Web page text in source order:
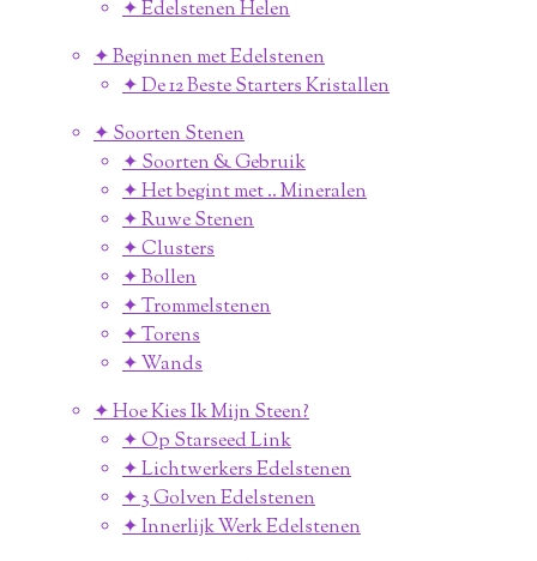
✦ Edelstenen Helen
✦ Beginnen met Edelstenen
✦ De 12 Beste Starters Kristallen
✦ Soorten Stenen
✦ Soorten & Gebruik
✦ Het begint met .. Mineralen
✦ Ruwe Stenen
✦ Clusters
✦ Bollen
✦ Trommelstenen
✦ Torens
✦ Wands
✦ Hoe Kies Ik Mijn Steen?
✦ Op Starseed Link
✦ Lichtwerkers Edelstenen
✦ 3 Golven Edelstenen
✦ Innerlijk Werk Edelstenen